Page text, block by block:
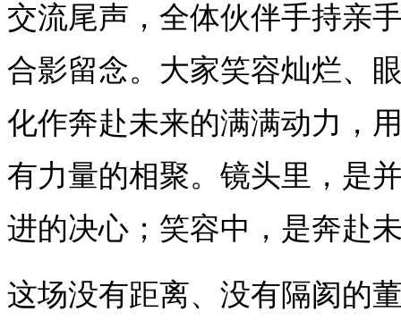
交流尾声，全体伙伴手持亲
合影留念。大家笑容灿烂、
化作奔赴未来的满满动力，
有力量的相聚。镜头里，是
进的决心；笑容中，是奔赴
这场没有距离、没有隔阂的